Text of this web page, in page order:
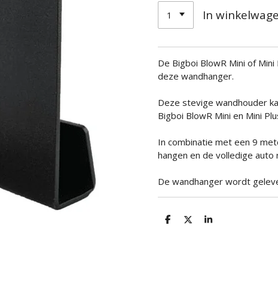
In
De Bigboi BlowR Mini of
deze wandhanger.
Deze stevige wandhouder
Bigboi BlowR Mini en Mini
In combinatie met een 9
hangen en de volledige
De wandhanger wordt
D
D
S